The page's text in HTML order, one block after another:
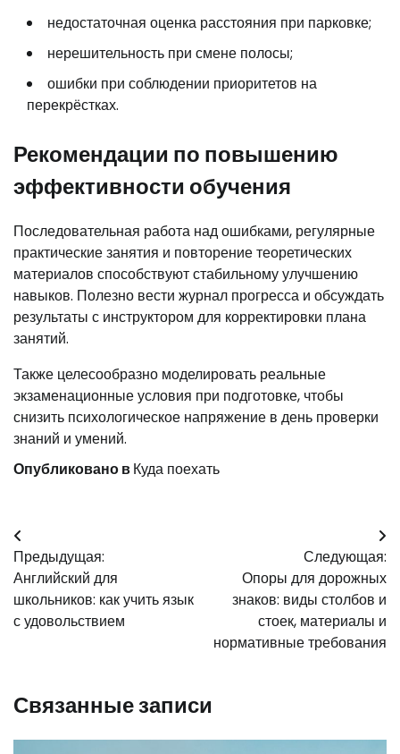
недостаточная оценка расстояния при парковке;
нерешительность при смене полосы;
ошибки при соблюдении приоритетов на
перекрёстках.
Рекомендации по повышению
эффективности обучения
Последовательная работа над ошибками, регулярные
практические занятия и повторение теоретических
материалов способствуют стабильному улучшению
навыков. Полезно вести журнал прогресса и обсуждать
результаты с инструктором для корректировки плана
занятий.
Также целесообразно моделировать реальные
экзаменационные условия при подготовке, чтобы
снизить психологическое напряжение в день проверки
знаний и умений.
Опубликовано вКуда поехать
Навигация
по
записям
Предыдущая:
Английский для
школьников: как учить язык
с удовольствием
Следующая:
Опоры для дорожных
знаков: виды столбов и
стоек, материалы и
нормативные требования
Связанные записи